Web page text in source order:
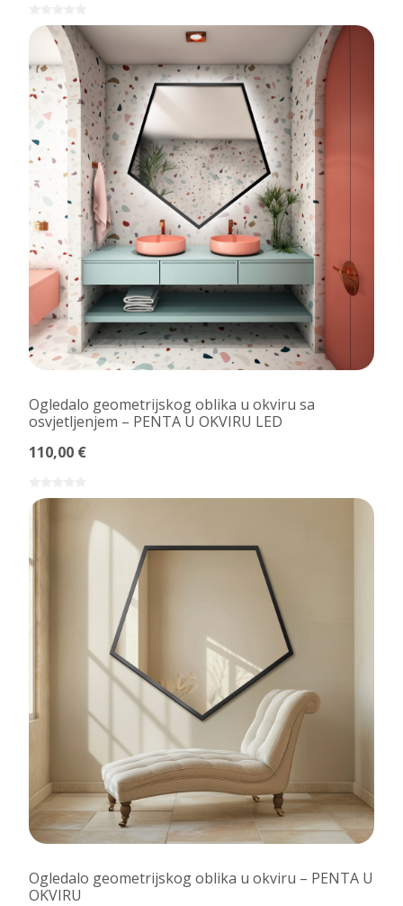
Ogledalo geometrijskog oblika u okviru sa
osvjetljenjem – PENTA U OKVIRU LED
110,00 €
Ogledalo geometrijskog oblika u okviru – PENTA U
OKVIRU